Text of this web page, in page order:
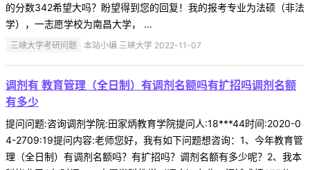
的分数342希望大吗？盼望得到您的回复！我的报考专业为法硕（非法
学），一志愿学校为南昌大学， ...
三峡大学考研问题 本站小编 三峡大学 2022-11-07
调剂有 教育管理（全日制）有调剂名额吗有扩招吗调剂名额
有多少
提问问题:咨询调剂学院:田家炳教育学院提问人:18***44时间:2020-0
4-2709:19提问内容:老师您好，我有如下问题想咨询：1、今年教育管
理（全日制）有调剂名额吗？有扩招吗？调剂名额有多少呢？2、我本